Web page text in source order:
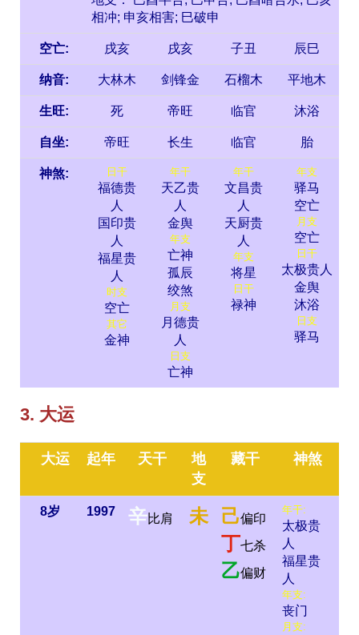
相冲; 申亥相害; 巳破申
空亡: 戌亥 戌亥 子丑 辰巳
纳音: 大林木 剑锋金 石榴木 平地木
生旺: 死 帝旺 临官 沐浴
自坐: 帝旺 长生 临官 胎
神煞: 日干
福德贵
人
国印贵
人
福星贵
人
时支
空亡
其它
金神
年干
天乙贵
人
金舆
年支
亡神
孤辰
绞煞
月支
月德贵
人
日支
亡神
年干
文昌贵
人
天厨贵
人
年支
将星
日干
禄神
年支
驿马
空亡
月支
空亡
日干
太极贵人
金舆
沐浴
日支
驿马
3. 大运
大运 起年 天干
地
支
藏干 神煞
8岁 1997 辛比肩 未 己偏印
丁七杀
乙偏财
年干:
太极贵
人
福星贵
人
年支:
丧门
月支: